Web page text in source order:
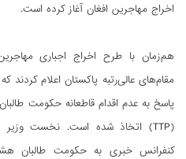
اخراج مهاجرین افغان آغاز کرده است.
هم‌زمان با طرح اخراج اجباری
مقام‌های عالی‌رتبه پاکستان اعلام کردند
پاسخ به عدم اقدام قاطعانه‌ حکومت
کنفرانس خبری به حکومت طالبان